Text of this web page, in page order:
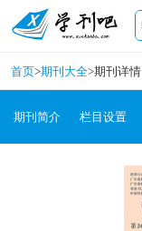
首页>期刊大全>期刊详情
期刊简介 栏目设置